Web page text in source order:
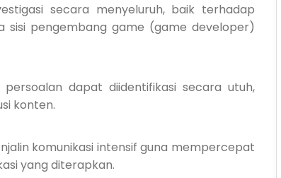
secara menyeluruh, baik terhadap
sisi pengembang game (game developer)
dapat diidentifikasi secara utuh,
konten.
komunikasi intensif guna mempercepat
yang diterapkan.